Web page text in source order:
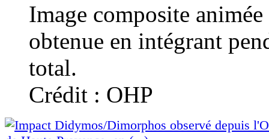
Image composite
obtenue en intégrant
total.
Crédit : OHP